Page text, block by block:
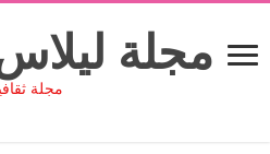
مجلة ليلاس
مجلة